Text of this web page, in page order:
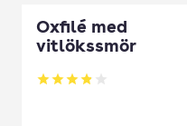
Oxfilé med
vitlökssmör
Betyg: 3.84 av 5